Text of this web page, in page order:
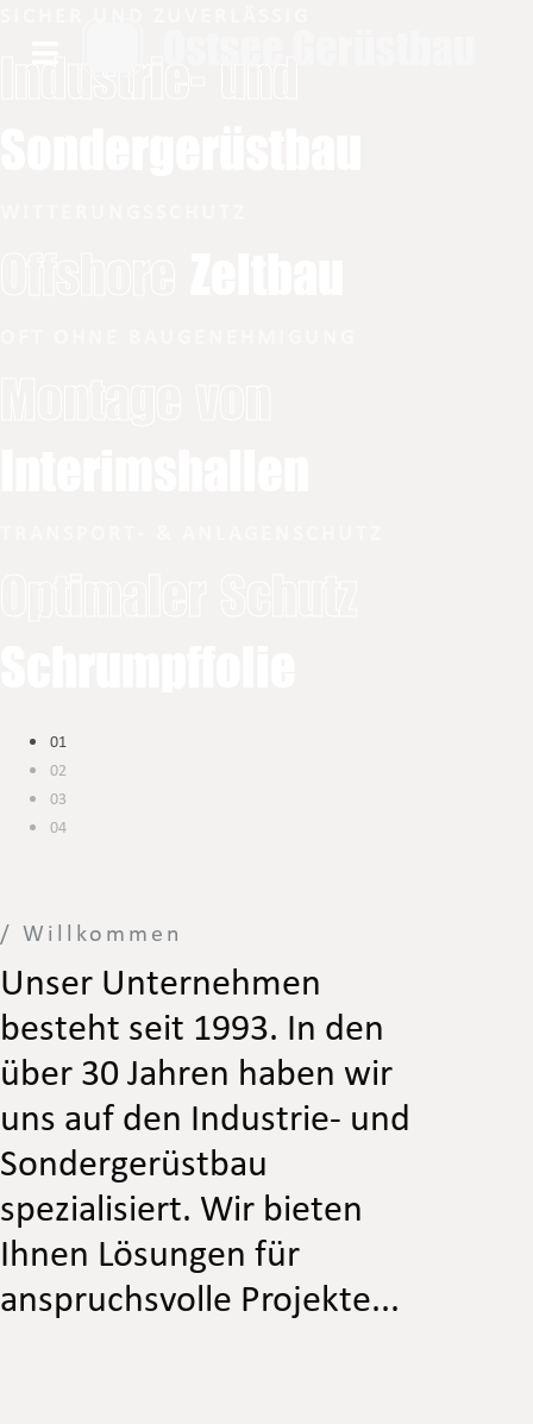
01
02
03
04
/ Willkommen
Unser Unternehmen
besteht seit 1993. In den
über 30 Jahren haben wir
uns auf den Industrie- und
Sondergerüstbau
spezialisiert. Wir bieten
Ihnen Lösungen für
anspruchsvolle Projekte...